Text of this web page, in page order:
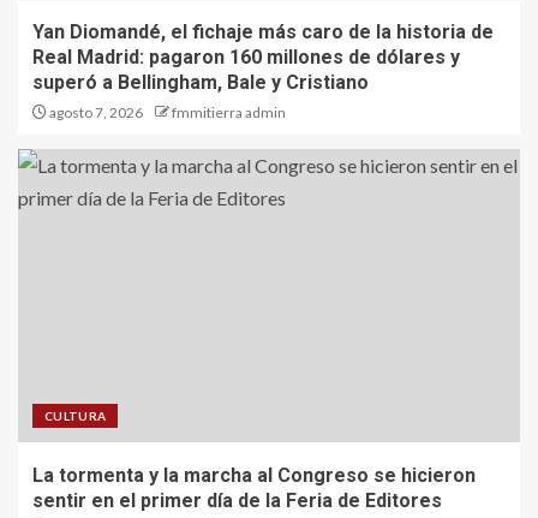
Yan Diomandé, el fichaje más caro de la historia de
Real Madrid: pagaron 160 millones de dólares y
superó a Bellingham, Bale y Cristiano
agosto 7, 2026 fmmitierra admin
CULTURA
La tormenta y la marcha al Congreso se hicieron
sentir en el primer día de la Feria de Editores